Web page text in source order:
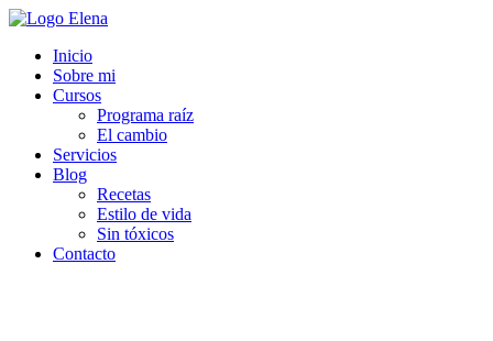
Inicio
Sobre mi
Cursos
Programa raíz
El cambio
Servicios
Blog
Recetas
Estilo de vida
Sin tóxicos
Contacto